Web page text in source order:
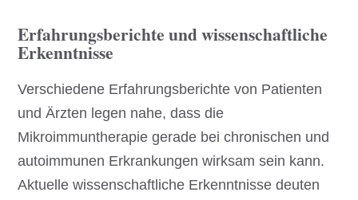
Erfahrungsberichte und wissenschaftliche
Erkenntnisse
Verschiedene Erfahrungsberichte von Patienten
und Ärzten legen nahe, dass die
Mikroimmuntherapie gerade bei chronischen und
autoimmunen Erkrankungen wirksam sein kann.
Aktuelle wissenschaftliche Erkenntnisse deuten